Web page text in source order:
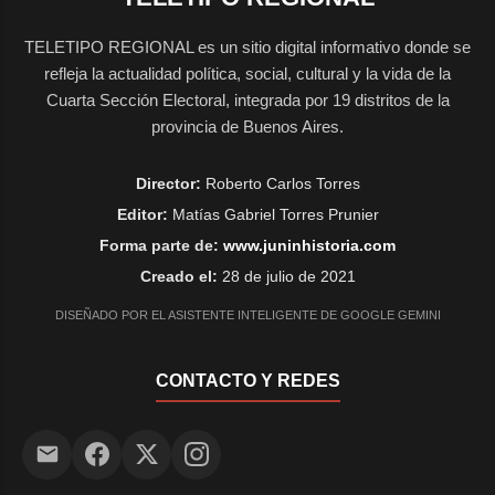
TELETIPO REGIONAL es un sitio digital informativo donde se
refleja la actualidad política, social, cultural y la vida de la
Cuarta Sección Electoral, integrada por 19 distritos de la
provincia de Buenos Aires.
Director: Roberto Carlos Torres
Editor: Matías Gabriel Torres Prunier
Forma parte de: www.juninhistoria.com
Creado el: 28 de julio de 2021
DISEÑADO POR EL ASISTENTE INTELIGENTE DE GOOGLE GEMINI
CONTACTO Y REDES